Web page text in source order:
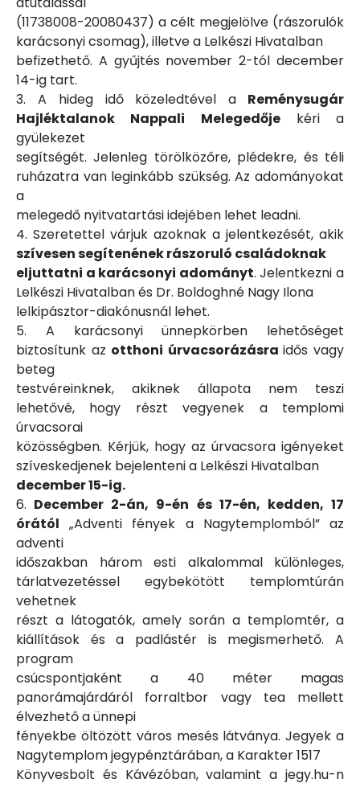
(11738008-20080437) a célt megjelölve (rászorulók
karácsonyi csomag), illetve a Lelkészi Hivatalban
befizethető. A gyűjtés november 2-tól december
14-ig tart.
3. A hideg idő közeledtével a Reménysugár
Hajléktalanok Nappali Melegedőjekéri a
gyülekezet
segítségét. Jelenleg törölközőre, plédekre, és téli
ruházatra van leginkább szükség. Az adományokat
a
melegedő nyitvatartási idejében lehet leadni.
4. Szeretettel várjuk azoknak a jelentkezését, akik
szívesen segítenének rászoruló családoknak
eljuttatni a karácsonyi adományt. Jelentkezni a
Lelkészi Hivatalban és Dr. Boldoghné Nagy Ilona
lelkipásztor-diakónusnál lehet.
5. A karácsonyi ünnepkörben lehetőséget
biztosítunk az otthoni úrvacsorázásraidős vagy
beteg
testvéreinknek, akiknek állapota nem teszi
lehetővé, hogy részt vegyenek a templomi
úrvacsorai
közösségben. Kérjük, hogy az úrvacsora igényeket
szíveskedjenek bejelenteni a Lelkészi Hivatalban
december 15-ig.
6. December 2-án, 9-én és 17-én, kedden, 17
órától „Adventi fények a Nagytemplomból” az
adventi
időszakban három esti alkalommal különleges,
tárlatvezetéssel egybekötött templomtúrán
vehetnek
részt a látogatók, amely során a templomtér, a
kiállítások és a padlástér is megismerhető. A
program
csúcspontjaként a 40 méter magas
panorámajárdáról forraltbor vagy tea mellett
élvezhető a ünnepi
fényekbe öltözött város mesés látványa. Jegyek a
Nagytemplom jegypénztárában, a Karakter 1517
Könyvesbolt és Kávézóban, valamint a jegy.hu-n